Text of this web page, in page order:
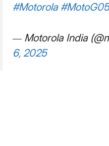
#Motorola #MotoG05
— Motorola India
6, 2025